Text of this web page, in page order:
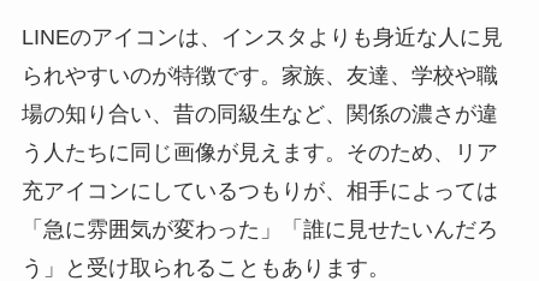
LINEのアイコンは、インスタよりも身近な人に見
られやすいのが特徴です。家族、友達、学校や職
場の知り合い、昔の同級生など、関係の濃さが違
う人たちに同じ画像が見えます。そのため、リア
充アイコンにしているつもりが、相手によっては
「急に雰囲気が変わった」「誰に見せたいんだろ
う」と受け取られることもあります。